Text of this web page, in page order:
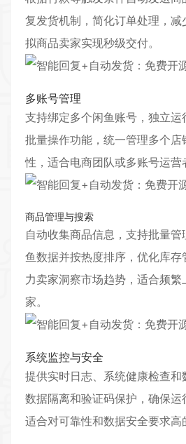
复发货机制，简化订单处理，减
拟商品卖家实现秒级交付。
多账号管理
支持绑定多个闲鱼账号，独立
批量操作功能，统一管理多个
性，适合电商团队或多账号运营
商品管理与搜索
自动收集商品信息，支持批量
鱼数据并按热度排序，优化库存
力卖家洞察市场趋势，适合频
家。
系统监控与安全
提供实时日志、系统健康检查和
数据隔离和验证码保护，确保运
适合对可靠性和数据安全要求高